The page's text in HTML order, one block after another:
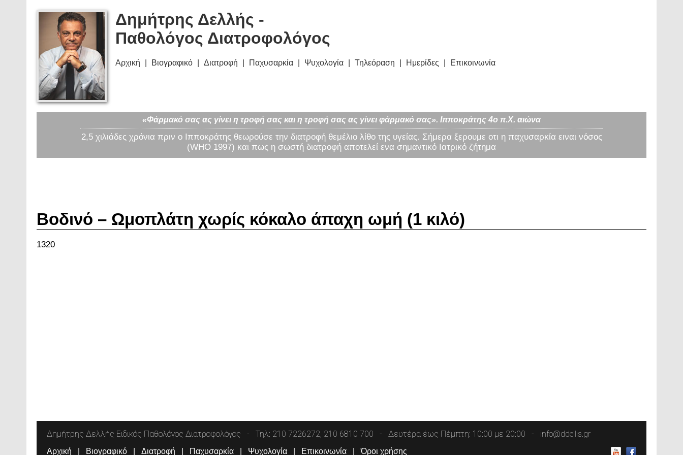
Δημήτρης Δελλής -
Παθολόγος Διατροφολόγος
Αρχική Βιογραφικό Διατροφή Παχυσαρκία Ψυχολογία Τηλεόραση Ημερίδες Επικοινωνία
«Φάρμακό σας ας γίνει η τροφή σας και η τροφή σας ας γίνει φάρμακό σας». Ιπποκράτης 4ο π.Χ. αιώνα
2,5 χιλιάδες χρόνια πριν ο Ιπποκράτης θεωρούσε την διατροφή θεμέλιο λίθο της υγείας. Σήμερα ξερουμε οτι η παχυσαρκία ειναι νόσος
(WHO 1997) και πως η σωστή διατροφή αποτελεί ενα σημαντικό Ιατρικό ζήτημα
Βοδινό – Ωμοπλάτη χωρίς κόκαλο άπαχη ωμή (1 κιλό)
1320
Δημήτρης Δελλής Ειδικός Παθολόγος Διατροφολόγος Τηλ: 210 7226272, 210 6810 700 Δευτέρα έως Πέμπτη: 10:00 με 20:00 info@ddellis.gr
Αρχική Βιογραφικό Διατροφή Παχυσαρκία Ψυχολογία Επικοινωνία Όροι χρήσης